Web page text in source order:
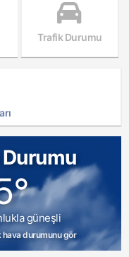
Trafik Durumu
Durumu
güneşli
hava durumunu gör